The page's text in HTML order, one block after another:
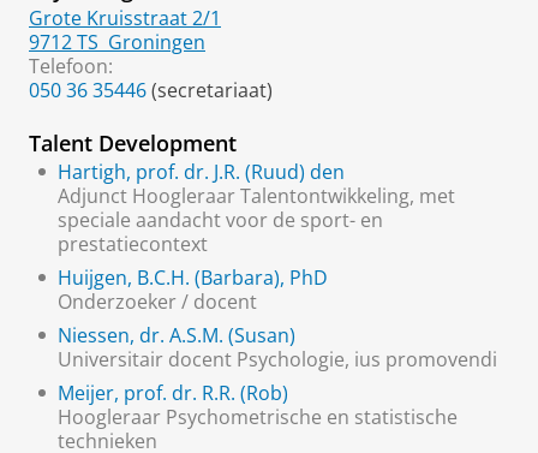
Grote Kruisstraat 2/1
9712 TS Groningen
Telefoon:
050 36 35446(secretariaat)
Talent Development
Hartigh, prof. dr. J.R. (Ruud) den
Adjunct Hoogleraar Talentontwikkeling, met
speciale aandacht voor de sport- en
prestatiecontext
Huijgen, B.C.H. (Barbara), PhD
Onderzoeker / docent
Niessen, dr. A.S.M. (Susan)
Universitair docent Psychologie, ius promovendi
Meijer, prof. dr. R.R. (Rob)
Hoogleraar Psychometrische en statistische
technieken